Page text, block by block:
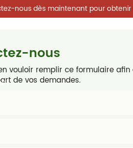
nous dès maintenant pour
nous
vouloir remplir ce formulaire afin
de vos demandes.